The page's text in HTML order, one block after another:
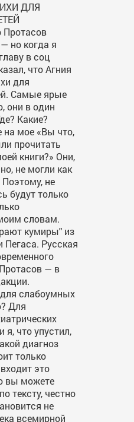
ДЛЯ
Протасов
но когда я
в соц
что Агния
для
Самые ярые
они в один
Какие?
на мое «Вы что,
прочитать
книги?» Они,
не могли как
не
будут только
словам.
кумиры" из
Пегаса. Русская
— в
для слабоумных
Для
я, что упустил,
диагноз
только
это
вы можете
тексту, честно
не
всемирной